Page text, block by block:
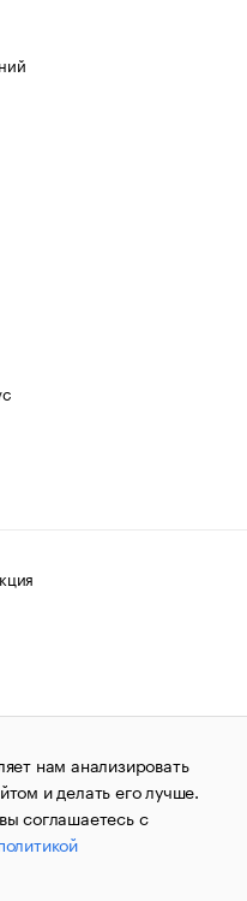
авторских прав
1995–2026.Сообщения
«РБК»
по надзору в сфере
и массовых
за номером ИА
«РБК». Отдельные
нам анализировать
и делать его лучше.
соглашаетесь с